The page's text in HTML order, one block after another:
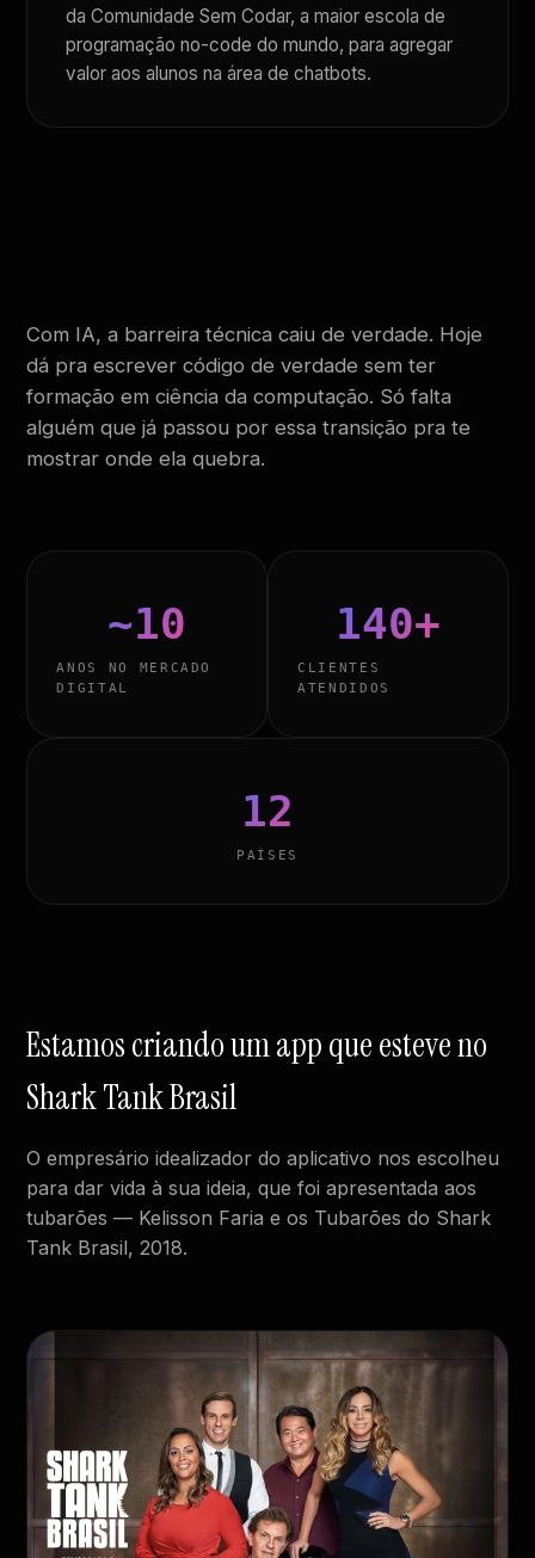
da Comunidade Sem Codar, a maior escola de
programação no-code do mundo, para agregar
valor aos alunos na área de chatbots.
Com IA, a barreira técnica caiu de verdade. Hoje
dá pra escrever código de verdade sem ter
formação em ciência da computação. Só falta
alguém que já passou por essa transição pra te
mostrar onde ela quebra.
~10
ANOS NO MERCADO
DIGITAL
140+
CLIENTES
ATENDIDOS
12
PAÍSES
Estamos criando um app que esteve no
Shark Tank Brasil
O empresário idealizador do aplicativo nos escolheu
para dar vida à sua ideia, que foi apresentada aos
tubarões — Kelisson Faria e os Tubarões do Shark
Tank Brasil, 2018.